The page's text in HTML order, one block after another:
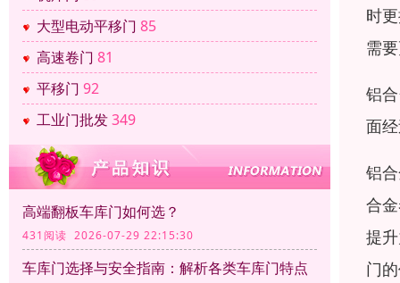
大型电动平移门 85
高速卷门 81
平移门 92
工业门批发349
高端翻板车库门如何选？
431阅读 2026-07-29 22:15:30
车库门选择与安全指南：解析各类车库门特点
时
需
铝
面
铝
合
提
门